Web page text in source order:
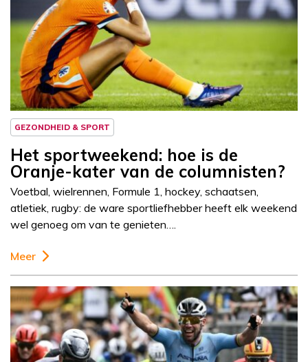
GEZONDHEID & SPORT
Het sportweekend: hoe is de
Oranje-kater van de columnisten?
Voetbal, wielrennen, Formule 1, hockey, schaatsen,
atletiek, rugby: de ware sportliefhebber heeft elk weekend
wel genoeg om van te genieten….
Meer